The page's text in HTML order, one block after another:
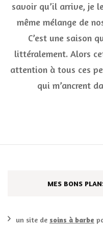
savoir qu’il arrive, je
même mélange de
C’est une saison
littéralement. Alors
attention à tous ces
qui m’ancrent
MES BONS
un site de soins à barbe